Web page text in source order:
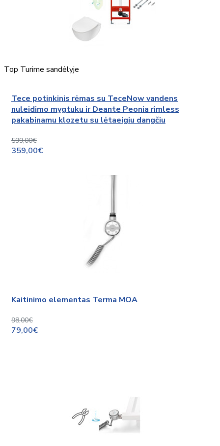
Top Turime sandėlyje
Tece potinkinis rėmas su TeceNow vandens
nuleidimo mygtuku ir Deante Peonia rimless
pakabinamu klozetu su lėtaeigiu dangčiu
599,00€
359,00€
Kaitinimo elementas Terma MOA
98,00€
79,00€